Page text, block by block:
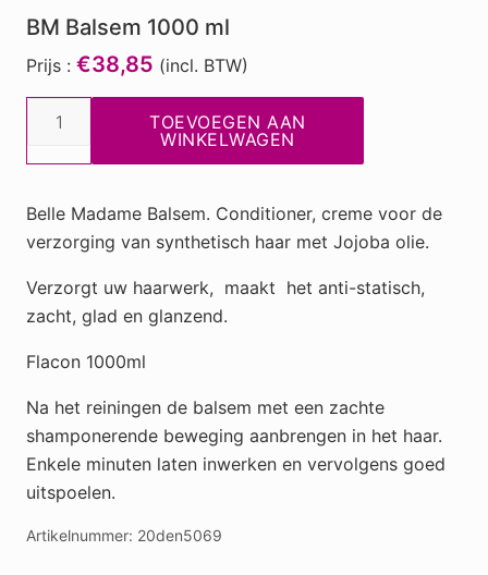
BM Balsem 1000 ml
Prijs : €38,85 (incl. BTW)
1000
aantal
TOEVOEGEN AAN
WINKELWAGEN
Belle Madame Balsem. Conditioner, creme voor de
verzorging van synthetisch haar met Jojoba olie.
Verzorgt uw haarwerk, maakt het anti-statisch,
zacht, glad en glanzend.
Flacon 1000ml
Na het reiningen de balsem met een zachte
shamponerende beweging aanbrengen in het haar.
Enkele minuten laten inwerken en vervolgens goed
uitspoelen.
Artikelnummer: 20den5069